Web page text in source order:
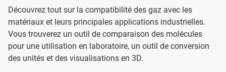
Découvrez tout sur la compatibilité des gaz avec les
matériaux et leurs principales applications industrielles.
Vous trouverez un outil de comparaison des molécules
pour une utilisation en laboratoire, un outil de conversion
des unités et des visualisations en 3D.